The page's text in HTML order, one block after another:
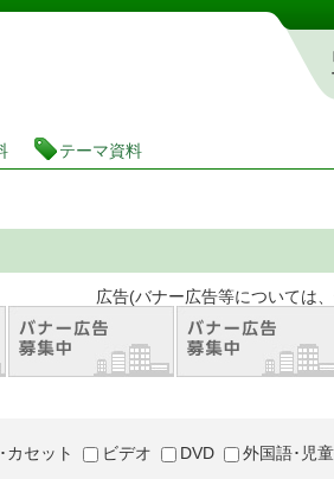
約システム
テーマ資料
等については、千葉市が推
カセット ビデオ DVD 外国語･児